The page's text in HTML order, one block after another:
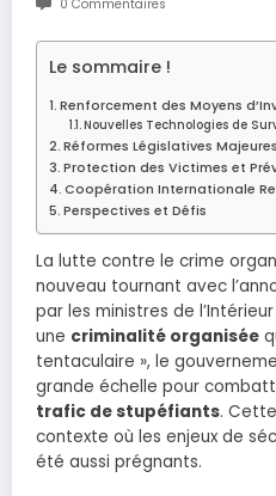
0 Commentaires
Le sommaire !
Renforcement des Moyens
Nouvelles Technologies de
Réformes Législatives Majeures
Protection des Victimes et
Coopération Internationale
Perspectives et Défis
La lutte contre le crime
nouveau tournant avec
par les ministres de
une criminalité organisée
tentaculaire », le
grande échelle pour
trafic de stupéfiants.
contexte où les enjeux de
été aussi prégnants.